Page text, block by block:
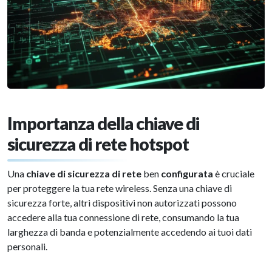
Importanza della chiave di
sicurezza di rete hotspot
Una chiave di sicurezza di rete ben configurata è cruciale
per proteggere la tua rete wireless. Senza una chiave di
sicurezza forte, altri dispositivi non autorizzati possono
accedere alla tua connessione di rete, consumando la tua
larghezza di banda e potenzialmente accedendo ai tuoi dati
personali.